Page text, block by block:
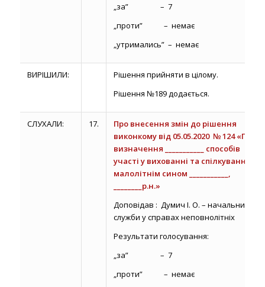
„за” – 7
„проти” – немає
„утримались” – немає
ВИРІШИЛИ:
Рішення прийняти в цілому.
Рішення №189 додається.
СЛУХАЛИ: 17.
Про внесення змін до рішення
виконкому від 05.05.2020 № 124 «Про
визначення ___________ способів
участі у вихованні та спілкуванні з
малолітнім сином ___________,
________р.н.»
Доповідав : Думич І. О. – начальник
служби у справах неповнолітніх
Результати голосування:
„за” – 7
„проти” – немає